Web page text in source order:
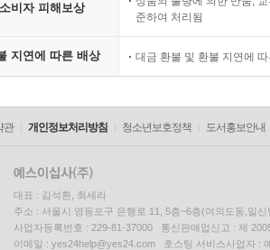
소비자 피해보상
준하여 처리됨
지연에 따른 배상 대금 환불 및 환불 지연에
관 개인정보처리방침 청소년보호정책 도서홍보안내
대표 : 김석환, 최세라
주소 : 서울시 영등포구 은행로 11, 5층~6층(여의도동,일신
사업자등록번호 : 229-81-37000 통신판매업신고 : 제
이메일 : yes24help@yes24.com 호스팅 서비스사업자 :